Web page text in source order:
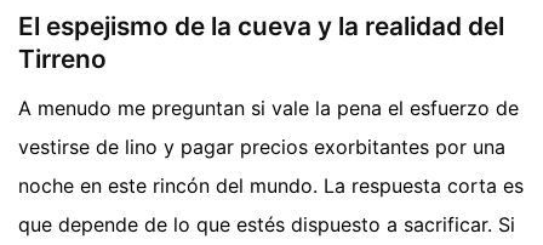
El espejismo de la cueva y la realidad del
Tirreno
A menudo me preguntan si vale la pena el esfuerzo de
vestirse de lino y pagar precios exorbitantes por una
noche en este rincón del mundo. La respuesta corta es
que depende de lo que estés dispuesto a sacrificar. Si